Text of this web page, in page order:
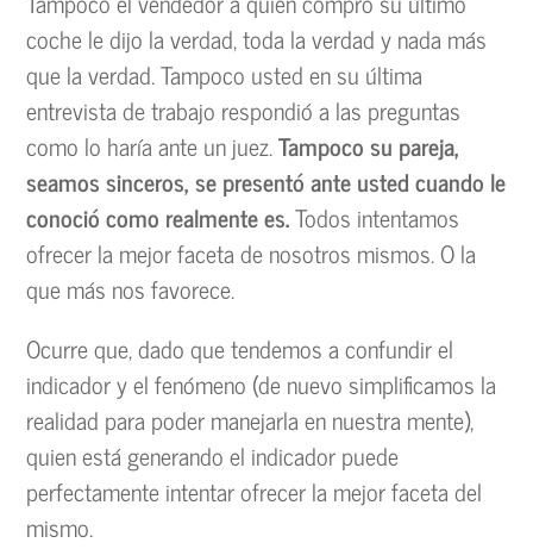
coche le dijo la verdad, toda la verdad y nada más
que la verdad. Tampoco usted en su última
entrevista de trabajo respondió a las preguntas
como lo haría ante un juez.Tampoco su pareja,
seamos sinceros, se presentó ante usted cuando le
conoció como realmente es.Todos intentamos
ofrecer la mejor faceta de nosotros mismos. O la
que más nos favorece.
Ocurre que, dado que tendemos a confundir el
indicador y el fenómeno (de nuevo simplificamos la
realidad para poder manejarla en nuestra mente),
quien está generando el indicador puede
perfectamente intentar ofrecer la mejor faceta del
mismo.